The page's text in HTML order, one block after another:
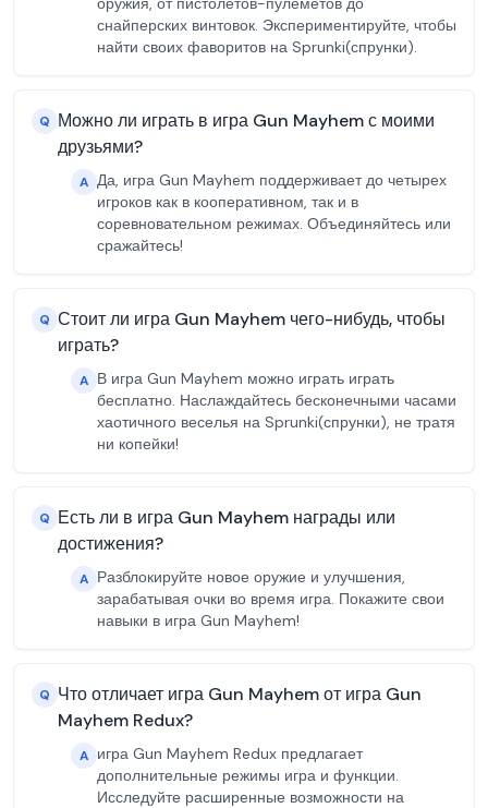
снайперских винтовок. Экспериментируйте, чтобы
найти своих фаворитов на Sprunki(спрунки).
Q Можно ли играть в игра Gun Mayhem с моими
друзьями?
A Да, игра Gun Mayhem поддерживает до четырех
игроков как в кооперативном, так и в
соревновательном режимах. Объединяйтесь или
сражайтесь!
Q Стоит ли игра Gun Mayhem чего-нибудь, чтобы
играть?
A В игра Gun Mayhem можно играть играть
бесплатно. Наслаждайтесь бесконечными часами
хаотичного веселья на Sprunki(спрунки), не тратя
ни копейки!
Q Есть ли в игра Gun Mayhem награды или
достижения?
A Разблокируйте новое оружие и улучшения,
зарабатывая очки во время игра. Покажите свои
навыки в игра Gun Mayhem!
Q Что отличает игра Gun Mayhem от игра Gun
Mayhem Redux?
A игра Gun Mayhem Redux предлагает
дополнительные режимы игра и функции.
Исследуйте расширенные возможности на